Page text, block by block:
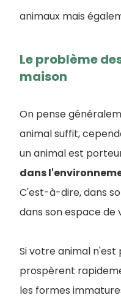
animaux mais
Le problème
maison
On pense
animal suffit,
un animal est
dans
C'est-à-dire, dans
dans son espace de
Si votre animal n'est
prospèrent
les formes